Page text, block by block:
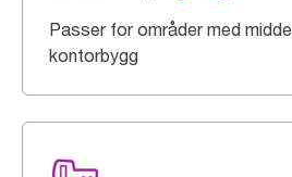
Passer for områder med
kontorbygg